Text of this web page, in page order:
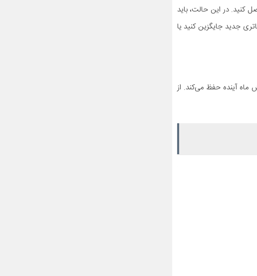
کنید. در این حالت، باید
جدید جایگزین کنید یا
ماه آینده حفظ می‌کند. از